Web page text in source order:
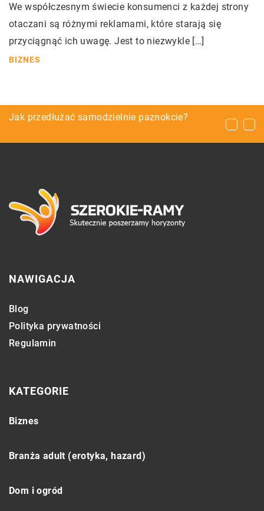
We współczesnym świecie konsumenci z każdej strony
otaczani są różnymi reklamami, które starają się
przyciągnąć ich uwagę. Jest to niezwykle […]
BIZNES
Najpotrzebniejsze akcesoria do Twojego
Jak przedłużać samodzielnie paznokcie?
Pomoc w leczeniu jakich schorzeń oferują
NAWIGACJA
Blog
Polityka prywatności
Regulamin
KATEGORIE
Biznes
Branża adult (erotyka, hazard)
Dom i ogród